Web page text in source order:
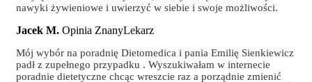
nawyki żywieniowe i uwierzyć w siebie i swoje możliwości.
Jacek M. Opinia ZnanyLekarz
Mój wybór na poradnię Dietomedica i pania Emilię Sienkiewicz
padł z zupełnego przypadku . Wyszukiwałam w internecie
poradnie dietetyczne chcąc wreszcie raz a porządnie zmienić